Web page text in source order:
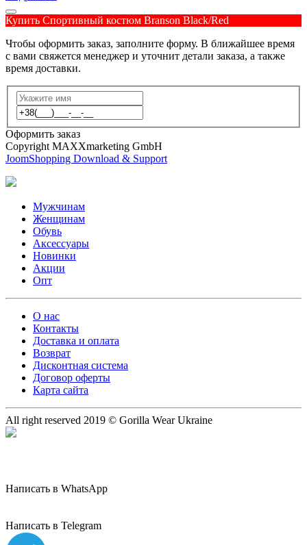
Купить Спортивный костюм Branson Black/Red
Чтобы оформить заказ, заполните форму. В ближайшее время
с вами свяжется менеджер и уточнит детали заказа, а также
время доставки.
Оформить заказ
Copyright MAXXmarketing GmbH
JoomShopping Download & Support
Мужчинам
Женщинам
Обувь
Аксессуары
Новинки
Акции
Опт
О нас
Контакты
Доставка и оплата
Возврат
Дисконтная система
Договор оферты
Карта сайта
All right reserved 2019 © Gorilla Wear Ukraine
Написать в WhatsApp
Написать в Telegram